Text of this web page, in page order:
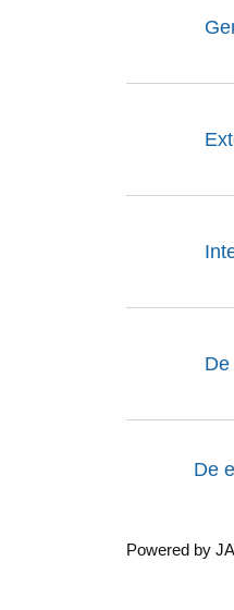
De
De
Powered by